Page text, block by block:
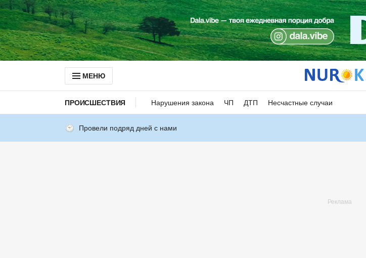
МЕНЮ
ПРОИСШЕСТВИЯ Нарушения закона ЧП ДТП Несчастные случаи
Провели подряд дней с нами